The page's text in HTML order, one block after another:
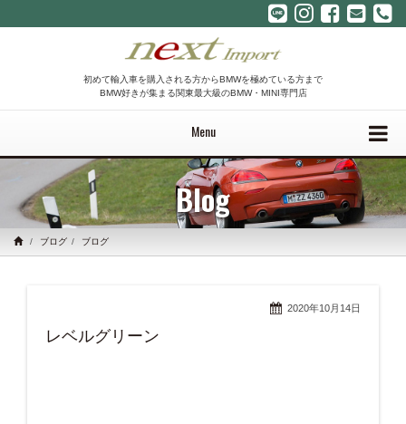
初めて輸入車を購入される方からBMWを極めている方まで
BMW好きが集まる関東最大級のBMW・MINI専門店
Menu
Blog
ブログ ブログ
2020年10月14日
レベルグリーン